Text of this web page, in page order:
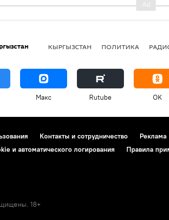
КЫРГЫЗСТАН ПОЛИТИКА
Макс Rutube OK
Контакты и сотрудничество Реклама
и автоматического логирования
Правила
18+